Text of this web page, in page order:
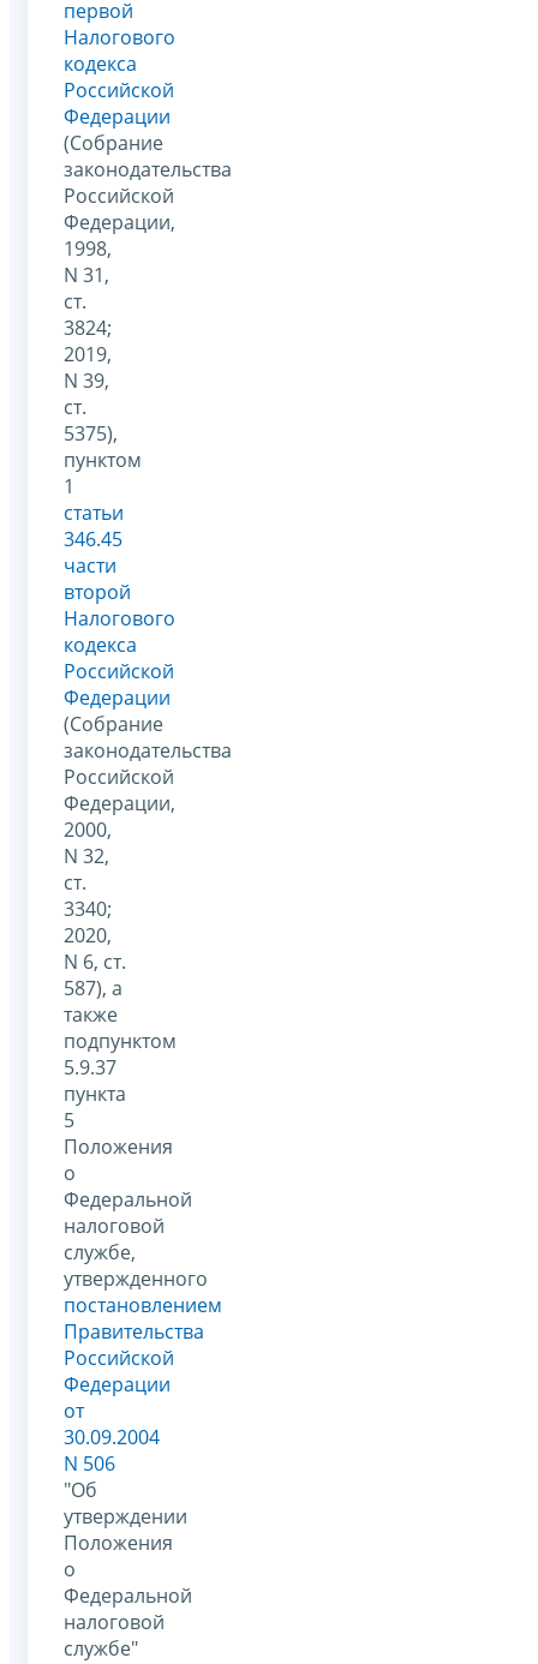
первой
Налогового
кодекса
Российской
Федерации
(Собрание
законодательства
Российской
Федерации,
1998,
N 31,
ст.
3824;
2019,
N 39,
ст.
5375),
пунктом
1
статьи
346.45
части
второй
Налогового
кодекса
Российской
Федерации
(Собрание
законодательства
Российской
Федерации,
2000,
N 32,
ст.
3340;
2020,
N 6, ст.
587), а
также
подпунктом
5.9.37
пункта
5
Положения
о
Федеральной
налоговой
службе,
утвержденного
постановлением
Правительства
Российской
Федерации
от
30.09.2004
N 506
"Об
утверждении
Положения
о
Федеральной
налоговой
службе"